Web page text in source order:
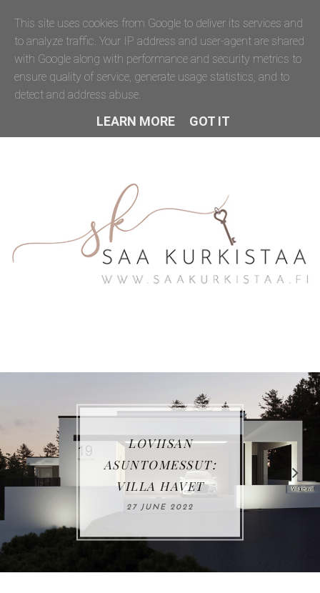
VUOSIKATSAUS
2021
03 JANUARY 2022
This site uses cookies from Google to deliver its services and
to analyze traffic. Your IP address and user-agent are shared
with Google along with performance and security metrics to
ensure quality of service, generate usage statistics, and to
detect and address abuse.
LEARN MORE GOT IT